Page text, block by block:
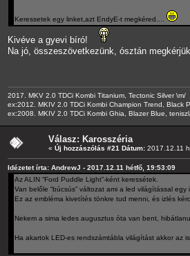
Keressetek egy linket,azt EndyE-t megkéred....
Kivéve a gyevi bíró!
Na jó, összeszövetkezünk, ósztán
2017. MKV 2.0 TDCi Kombi Titanium, Tectonic Silver \m/
ex:2012. MKIV 2.0 TDCi Kombi Champion Trend, Black
ex:2008. MKIV 2.0 TDCi Kombi Ghia, Blazer Blue,
Válasz: Karosszéria
« Új hozzászólás #21 Dátum: 2017.12.11
Idézetet írta: AndrewJ - 2017.12.11 hétfő, 19:53:09
Az ALIN “Ford Puddle Light”-ként keressétek.
Van belőle “búcsús” változat ami a led világítással
Ez az embléma kivetítés tönkre tud menni, és izlés
Nekem a sima ledes augusztus óta van bent,
Ha akartok LED-es rendszámtábla világítást akkor az